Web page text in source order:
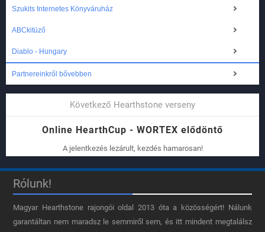
Szukits Internetes Könyváruház
ABCkitüző
Diablo - Hungary
Partnereinkről bővebben
Következő Hearthstone verseny
Online HearthCup - WORTEX elődöntő
A jelentkezés lezárult, kezdés hamarosan!
Rólunk!
Magyar Hearthstone​ rajongói oldal 2013 óta a közösségért! Nálunk
garantáltan nem maradsz le semmiről sem, és itt mindent megtalálsz